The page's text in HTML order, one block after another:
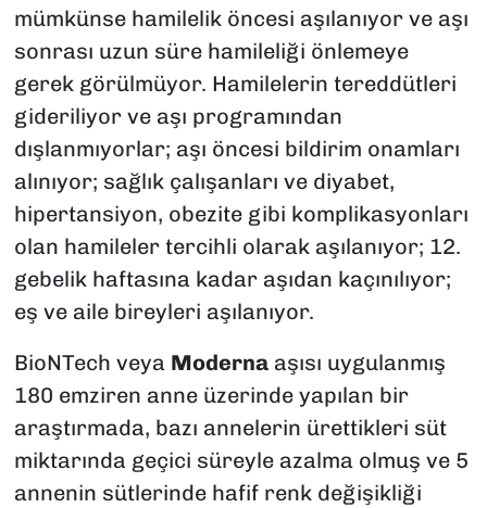
mümkünse hamilelik öncesi aşılanıyor ve aşı
sonrası uzun süre hamileliği önlemeye
gerek görülmüyor. Hamilelerin tereddütleri
gideriliyor ve aşı programından
dışlanmıyorlar; aşı öncesi bildirim onamları
alınıyor; sağlık çalışanları ve diyabet,
hipertansiyon, obezite gibi komplikasyonları
olan hamileler tercihli olarak aşılanıyor; 12.
gebelik haftasına kadar aşıdan kaçınılıyor;
eş ve aile bireyleri aşılanıyor.
BioNTech veya Modernaaşısı uygulanmış
180 emziren anne üzerinde yapılan bir
araştırmada, bazı annelerin ürettikleri süt
miktarında geçici süreyle azalma olmuş ve 5
annenin sütlerinde hafif renk değişikliği